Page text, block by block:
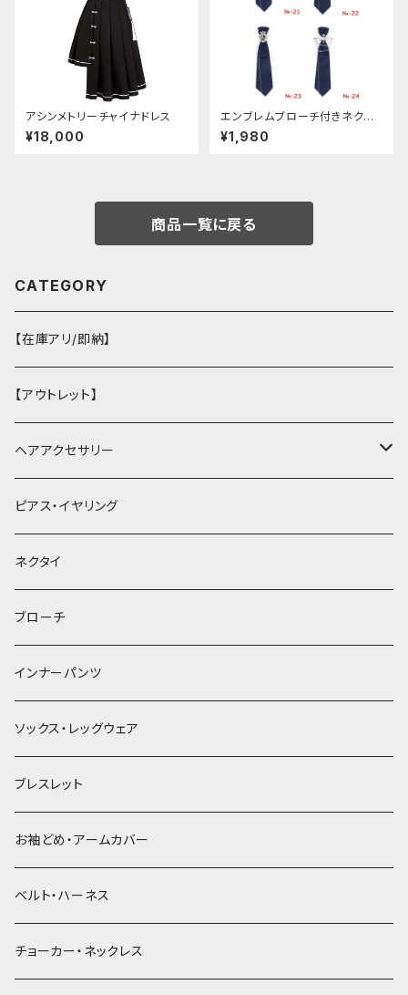
アシンメトリーチャイナドレス
¥18,000
エンブレムブローチ付きネクタ
イ(ネイビー)
¥1,980
商品一覧に戻る
CATEGORY
【在庫アリ/即納】
【アウトレット】
ヘアアクセサリー
ヘアクリップ
ヘッドドレス・カチューシャ
ヘアゴム
簪
ピアス・イヤリング
ネクタイ
ブローチ
インナーパンツ
ソックス・レッグウェア
ブレスレット
お袖どめ・アームカバー
ベルト・ハーネス
チョーカー・ネックレス